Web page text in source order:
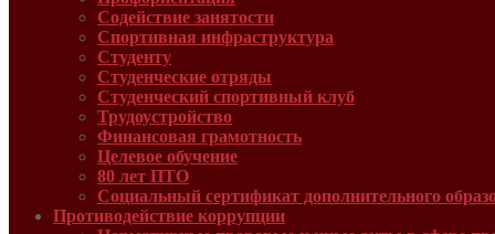
Содействие занятости
Спортивная инфраструктура
Студенту
Студенческие отряды
Студенческий спортивный клуб
Трудоустройство
Финансовая грамотность
Целевое обучение
80 лет ПТО
Социальный сертификат дополнительного
Противодействие коррупции